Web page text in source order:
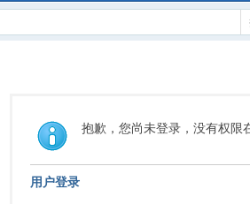
抱歉，您尚未登录，没有权限
用户登录